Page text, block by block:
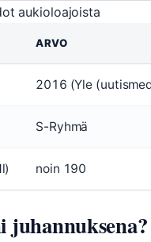
aukioloajoista
ARVO
2016 (Yle
S-Ryhmä
noin 190